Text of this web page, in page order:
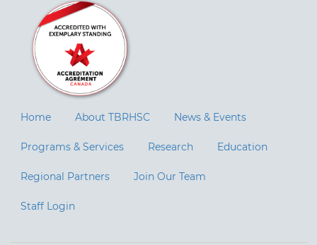
Home About TBRHSC News & Events
Programs & Services Research Education
Regional Partners Join Our Team
Staff Login